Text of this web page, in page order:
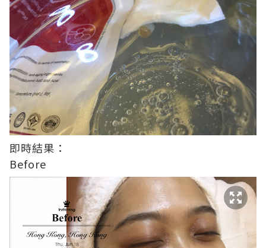
即時結果：
Before